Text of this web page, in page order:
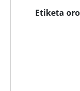
Etiketa